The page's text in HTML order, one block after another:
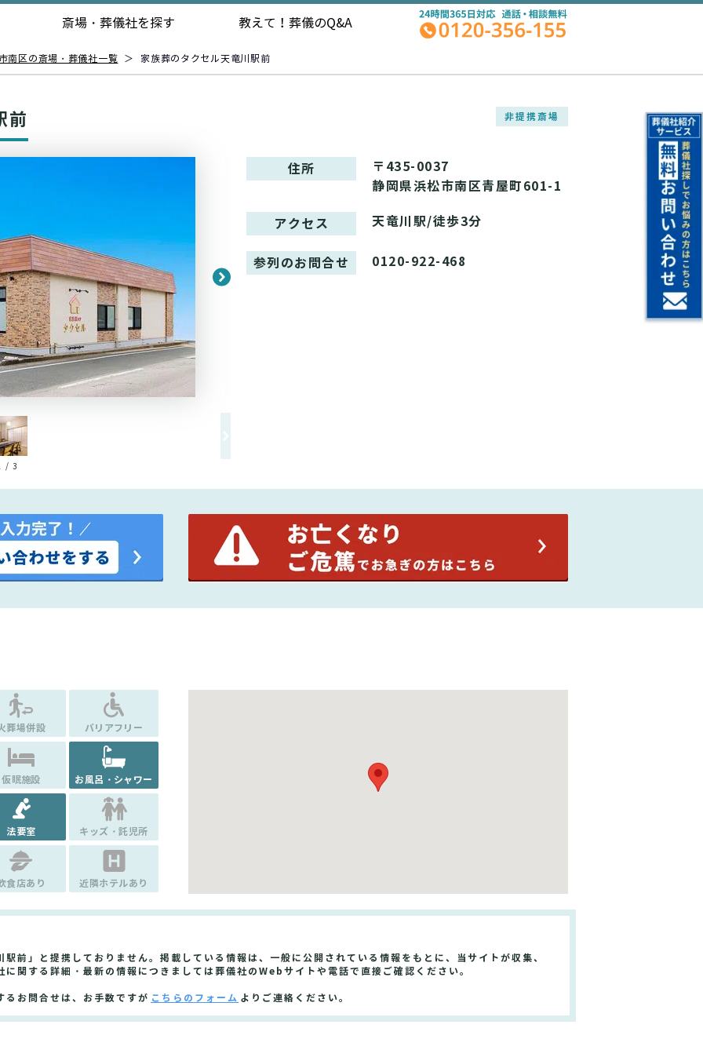
斎場・葬儀社を探す 教えて！ 葬儀のQ&A
南区の斎場・葬儀社一覧 ＞ 家族葬のタクセル天竜川駅前
前 非提携斎場
/ 3
住所
〒435-0037
静岡県浜松市南区青屋町601-1
アクセス 天竜川駅/徒歩3分
参列のお問合せ 0120-922-468
葬場併設 バリアフリー
仮眠施設 お風呂・シャワー
法要室 キッズ・託児所
食店あり 近隣ホテルあり
前」と提携しておりません。掲載している情報は、一般に公開されている情報をもとに、当サイトが収集、
関する詳細・最新の情報につきましては葬儀社のWebサイトや電話で直接ご確認ください。
るお問合せは、お手数ですが こちらのフォーム よりご連絡ください。